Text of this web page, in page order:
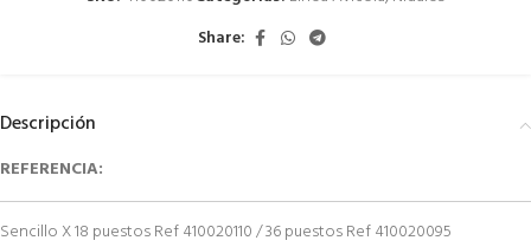
Share:
Descripción
REFERENCIA:
Sencillo X 18 puestos Ref 410020110 / 36 puestos Ref 410020095